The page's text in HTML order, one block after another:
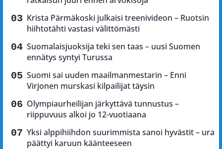
Krista Pärmäkoski julkaisi treenivideon – Ruotsin
hiihtotähti vastasi välittömästi
Suomalaisjuoksija teki sen taas – uusi Suomen
ennätys syntyi Turussa
Suomi sai uuden maailmanmestarin – Enni
Virjonen murskasi kilpailijat täysin
Olympiaurheilijan järkyttävä tunnustus –
riippuvuus alkoi jo 12-vuotiaana
Yksi alppihiihdon suurimmista sanoi hyvästit – ura
päättyi karuun käänteeseen